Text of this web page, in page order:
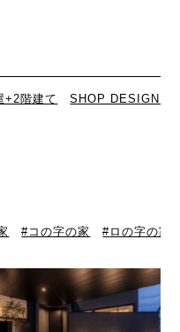
+2階建て SHOP DESIGN（
コの字の家 ロの字の家